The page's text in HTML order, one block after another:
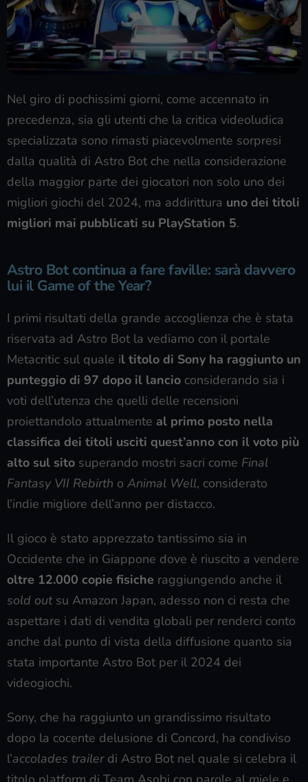
Nel giro di pochissimi giorni, come accennato in
precedenza, sia gli utenti che la critica videoludica
specializzata sono rimasti piacevolmente sorpresi
dalla qualità di Astro Bot che nella considerazione
della maggior parte dei giocatori non solo uno dei
migliori giochi del 2024, ma addirittura uno dei titoli
migliori mai pubblicati su PlayStation 5.
Astro Bot continua a fare faville: sarà davvero
lui il Game of the Year?
I primi risultati della grande accoglienza che è stata
riservata ad Astro Bot la vediamo con il portale
Metacritic sul quale il titolo di Sony ha raggiunto un
punteggio di 97 dopo il lancio considerando sia i
voti dell’utenza che quelli delle recensioni
proiettandolo attualmente al primo posto nella
classifica dei titoli usciti quest’anno con il voto più
alto sul sito superando mostri sacri come Final
Fantasy VII Rebirth o Animal Well, considerato
l’indie migliore dell’anno per distacco.
Il gioco è stato apprezzato tantissimo sia in
Occidente che in Giappone dove è riuscito a vendere
oltre 12.000 copie fisiche raggiungendo anche il
sold outsu Amazon Japan, adesso non ci resta che
aspettare i dati di vendita globali per renderci conto
anche dal punto di vista della diffusione quanto sia
stata importante Astro Bot per il 2024 dei
videogiochi.
Sony, che ha raggiunto un grandissimo risultato
dopo la cocente delusione di Concord, ha condiviso
l’accolades trailerdi Astro Bot nel quale si celebra il